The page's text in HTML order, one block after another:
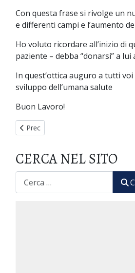
Con questa frase si rivolge un
e differenti campi e l’aumento
Ho voluto ricordare all’inizio di
paziente – debba “donarsi” a
In quest’ottica auguro a tutti
sviluppo dell’umana salute
Buon Lavoro!
Articolo precedente: 11/12/21
Prec
CERCA NEL SITO